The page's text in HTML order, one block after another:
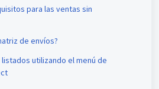
para las ventas sin
de envíos?
utilizando el menú de